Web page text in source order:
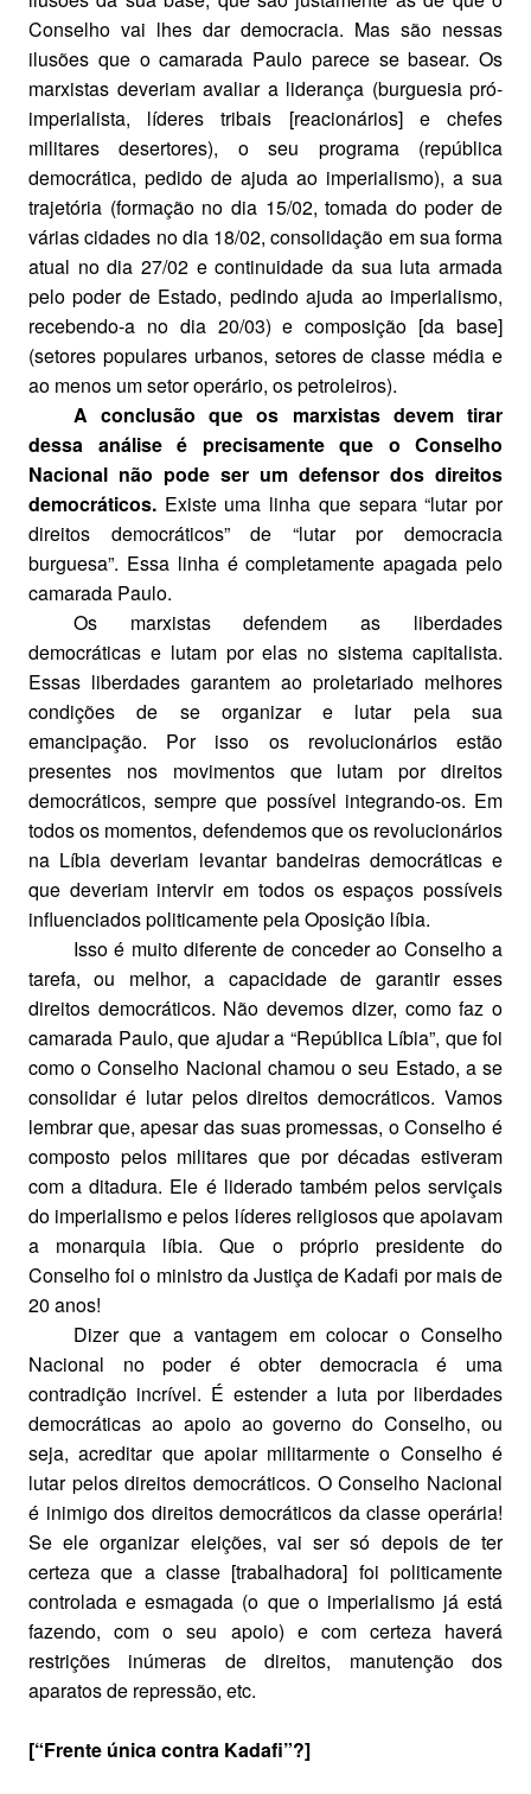
Conselho vai lhes dar democracia. Mas são nessas
ilusões que o camarada Paulo parece se basear. Os
marxistas deveriam avaliar a liderança (burguesia pró-
imperialista, líderes tribais [reacionários] e chefes
militares desertores), o seu programa (república
democrática, pedido de ajuda ao imperialismo), a sua
trajetória (formação no dia 15/02, tomada do poder de
várias cidades no dia 18/02, consolidação em sua forma
atual no dia 27/02 e continuidade da sua luta armada
pelo poder de Estado, pedindo ajuda ao imperialismo,
recebendo-a no dia 20/03) e composição [da base]
(setores populares urbanos, setores de classe média e
ao menos um setor operário, os petroleiros).
A conclusão que os marxistas devem tirar
dessa análise é precisamente que o Conselho
Nacional não pode ser um defensor dos direitos
democráticos. Existe uma linha que separa “lutar por
direitos democráticos” de “lutar por democracia
burguesa”. Essa linha é completamente apagada pelo
camarada Paulo.
Os marxistas defendem as liberdades
democráticas e lutam por elas no sistema capitalista.
Essas liberdades garantem ao proletariado melhores
condições de se organizar e lutar pela sua
emancipação. Por isso os revolucionários estão
presentes nos movimentos que lutam por direitos
democráticos, sempre que possível integrando-os. Em
todos os momentos, defendemos que os revolucionários
na Líbia deveriam levantar bandeiras democráticas e
que deveriam intervir em todos os espaços possíveis
influenciados politicamente pela Oposição líbia.
Isso é muito diferente de conceder ao Conselho a
tarefa, ou melhor, a capacidade de garantir esses
direitos democráticos. Não devemos dizer, como faz o
camarada Paulo, que ajudar a “República Líbia”, que foi
como o Conselho Nacional chamou o seu Estado, a se
consolidar é lutar pelos direitos democráticos. Vamos
lembrar que, apesar das suas promessas, o Conselho é
composto pelos militares que por décadas estiveram
com a ditadura. Ele é liderado também pelos serviçais
do imperialismo e pelos líderes religiosos que apoiavam
a monarquia líbia. Que o próprio presidente do
Conselho foi o ministro da Justiça de Kadafi por mais de
20 anos!
Dizer que a vantagem em colocar o Conselho
Nacional no poder é obter democracia é uma
contradição incrível. É estender a luta por liberdades
democráticas ao apoio ao governo do Conselho, ou
seja, acreditar que apoiar militarmente o Conselho é
lutar pelos direitos democráticos. O Conselho Nacional
é inimigo dos direitos democráticos da classe operária!
Se ele organizar eleições, vai ser só depois de ter
certeza que a classe [trabalhadora] foi politicamente
controlada e esmagada (o que o imperialismo já está
fazendo, com o seu apoio) e com certeza haverá
restrições inúmeras de direitos, manutenção dos
aparatos de repressão, etc.
[“Frente única contra Kadafi”?]